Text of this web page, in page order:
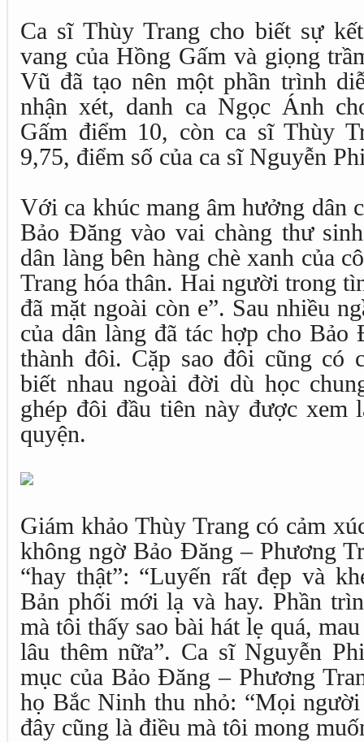
Ca sĩ Thùy Trang cho biết sự
vang của Hồng Gấm và giọng
Vũ đã tạo nên một phần trình
nhận xét, danh ca Ngọc Ánh
Gấm điểm 10, còn ca sĩ Thùy
9,75, điểm số của ca sĩ Nguyễn
Với ca khúc mang âm hưởng dân
Bảo Đăng vào vai chàng thư
dân làng bên hàng chè xanh của
Trang hóa thân. Hai người trong
đã mặt ngoài còn e”. Sau nhiều
của dân làng đã tác hợp cho Bảo
thành đôi. Cặp sao đôi cũng có
biết nhau ngoài đời dù học
ghép đôi đầu tiên này được xem
quyện.
Giám khảo Thùy Trang có cảm
không ngờ Bảo Đăng – Phương
“hay thật”: “Luyến rất đẹp và
Bản phối mới lạ và hay. Phần
mà tôi thấy sao bài hát lẹ quá,
lâu thêm nữa”. Ca sĩ Nguyễn
mục của Bảo Đăng – Phương
họ Bắc Ninh thu nhỏ: “Mọi
đây cũng là điều mà tôi mong